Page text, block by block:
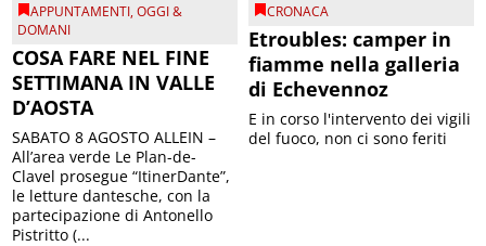
APPUNTAMENTI,OGGI &
DOMANI
COSA FARE NEL FINE
SETTIMANA IN VALLE
D’AOSTA
SABATO 8 AGOSTO ALLEIN –
All’area verde Le Plan-de-
Clavel prosegue “ItinerDante”,
le letture dantesche, con la
partecipazione di Antonello
Pistritto (...
CRONACA
Etroubles: camper in
fiamme nella galleria
di Echevennoz
E in corso l'intervento dei vigili
del fuoco, non ci sono feriti